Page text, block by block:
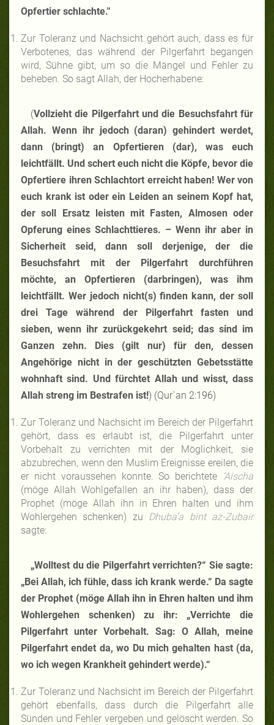
Opfertier schlachte."
Zur Toleranz und Nachsicht gehört auch, dass es für
Verbotenes, das während der Pilgerfahrt begangen
wird, Sühne gibt, um so die Mängel und Fehler zu
beheben. So sagt Allah, der Hocherhabene:
(Vollzieht die Pilgerfahrt und die Besuchsfahrt für
Allah. Wenn ihr jedoch (daran) gehindert werdet,
dann (bringt) an Opfertieren (dar), was euch
leichtfällt. Und schert euch nicht die Köpfe, bevor die
Opfertiere ihren Schlachtort erreicht haben! Wer von
euch krank ist oder ein Leiden an seinem Kopf hat,
der soll Ersatz leisten mit Fasten, Almosen oder
Opferung eines Schlachttieres. – Wenn ihr aber in
Sicherheit seid, dann soll derjenige, der die
Besuchsfahrt mit der Pilgerfahrt durchführen
möchte, an Opfertieren (darbringen), was ihm
leichtfällt. Wer jedoch nicht(s) finden kann, der soll
drei Tage während der Pilgerfahrt fasten und
sieben, wenn ihr zurückgekehrt seid; das sind im
Ganzen zehn. Dies (gilt nur) für den, dessen
Angehörige nicht in der geschützten Gebetsstätte
wohnhaft sind. Und fürchtet Allah und wisst, dass
Allah streng im Bestrafen ist!) (Qur`an 2:196)
Zur Toleranz und Nachsicht im Bereich der Pilgerfahrt
gehört, dass es erlaubt ist, die Pilgerfahrt unter
Vorbehalt zu verrichten mit der Möglichkeit, sie
abzubrechen, wenn den Muslim Ereignisse ereilen, die
er nicht voraussehen konnte. So berichtete
‘Aischa
(möge Allah Wohlgefallen an ihr haben), dass der
Prophet (möge Allah ihn in Ehren halten und ihm
Wohlergehen schenken) zu Dhuba’a bint az-Zubair
sagte:
„Wolltest du die Pilgerfahrt verrichten?“ Sie sagte:
„Bei Allah, ich fühle, dass ich krank werde.“ Da sagte
der Prophet (möge Allah ihn in Ehren halten und ihm
Wohlergehen schenken) zu ihr: „Verrichte die
Pilgerfahrt unter Vorbehalt. Sag: O Allah, meine
Pilgerfahrt endet da, wo Du mich gehalten hast (da,
wo ich wegen Krankheit gehindert werde).“
Zur Toleranz und Nachsicht im Bereich der Pilgerfahrt
gehört ebenfalls, dass durch die Pilgerfahrt alle
Sünden und Fehler vergeben und gelöscht werden. So